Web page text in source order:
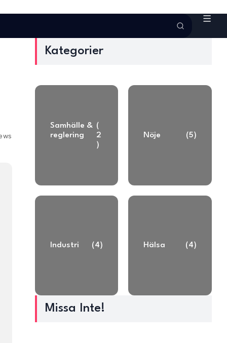
Kategorier
Samhälle &
reglering
(
2
)
Nöje (5)
Industri (4) Hälsa (4)
Missa Inte!